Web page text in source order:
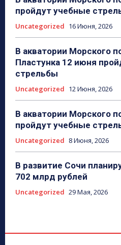
пройдут учебные
Uncategorized 16 Июня, 2026
В акватории Морского
Пластунка 12 июня
стрельбы
Uncategorized 12 Июня, 2026
В акватории Морского
пройдут учебные
Uncategorized 8 Июня, 2026
В развитие Сочи
702 млрд рублей
Uncategorized 29 Мая, 2026